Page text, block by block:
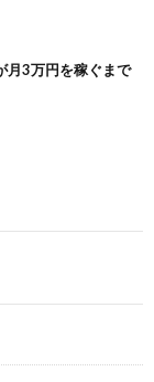
月3万円を稼ぐまで